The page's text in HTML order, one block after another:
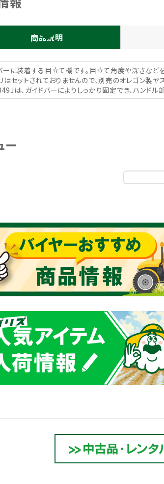
商品説明
ーに装着する目立て機です。目立て角度や深さな
セットされておりませんので、別売のオレゴン製ヤ
は、ガイドバーによりしっかり固定でき、ハンドル
ー